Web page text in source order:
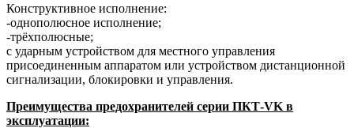
Конструктивное исполнение:
-однополюсное исполнение;
-трёхполюсные;
с ударным устройством для местного управления
присоединенным аппаратом или устройством дистанционной
сигнализации, блокировки и управления.
Преимущества предохранителей серии ПКТ-VK в
эксплуатации: